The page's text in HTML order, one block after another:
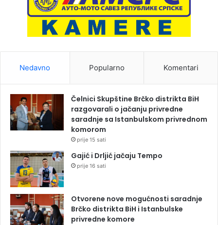
Nedavno Popularno Komentari
Čelnici Skupštine Brčko distrikta BiH
razgovarali o jačanju privredne
saradnje sa Istanbulskom privrednom
komorom
prije 15 sati
Gajić i Drljić jačaju Tempo
prije 16 sati
Otvorene nove mogućnosti saradnje
Brčko distrikta BiH i Istanbulske
privredne komore